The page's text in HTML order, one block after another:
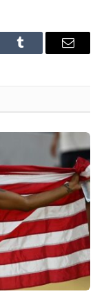
Tumblr Email